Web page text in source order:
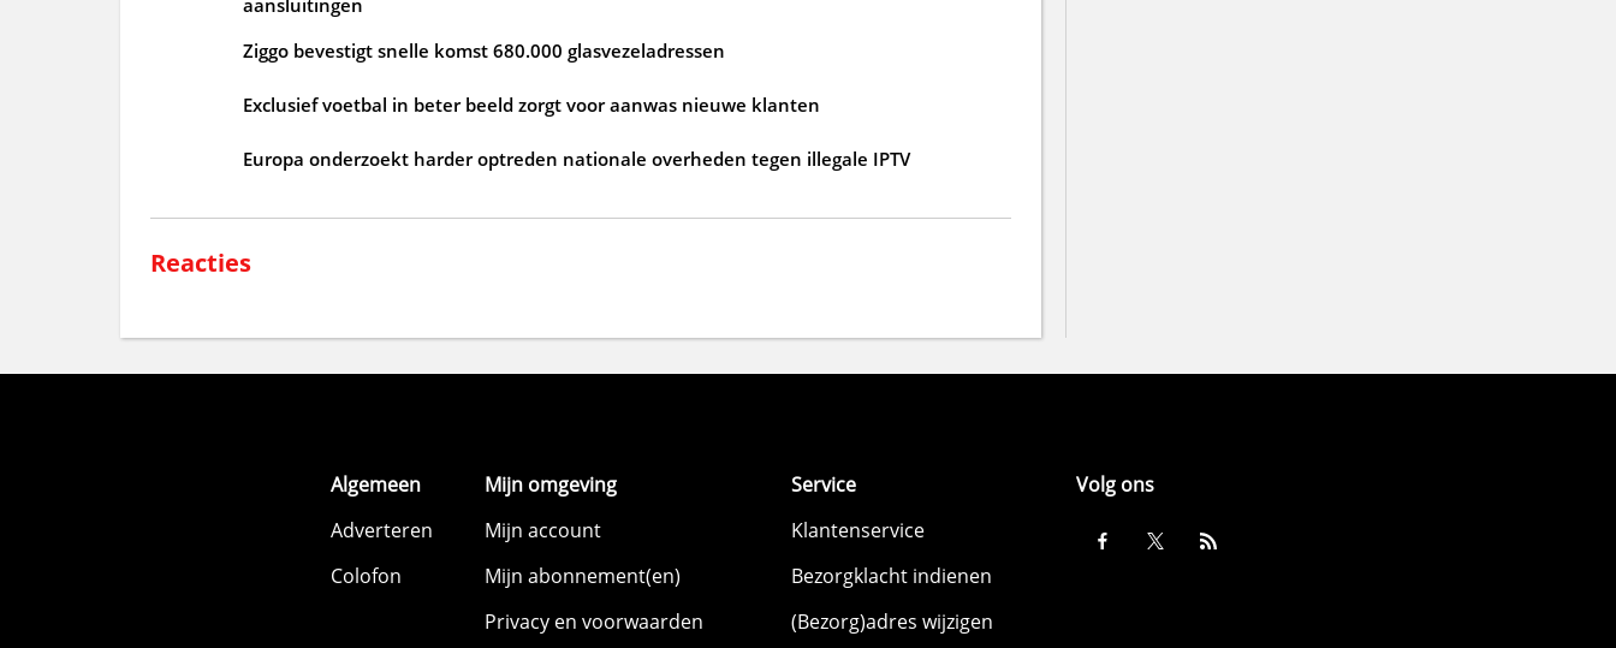
aansluitingen
Ziggo bevestigt snelle komst 680.000 glasvezeladressen
Exclusief voetbal in beter beeld zorgt voor aanwas nieuwe klanten
Europa onderzoekt harder optreden nationale overheden tegen illegale IPTV
Reacties
Algemeen
Adverteren
Colofon
Mijn omgeving
Mijn account
Mijn abonnement(en)
Privacy en voorwaarden
Service
Klantenservice
Bezorgklacht indienen
(Bezorg)adres wijzigen
Volg ons